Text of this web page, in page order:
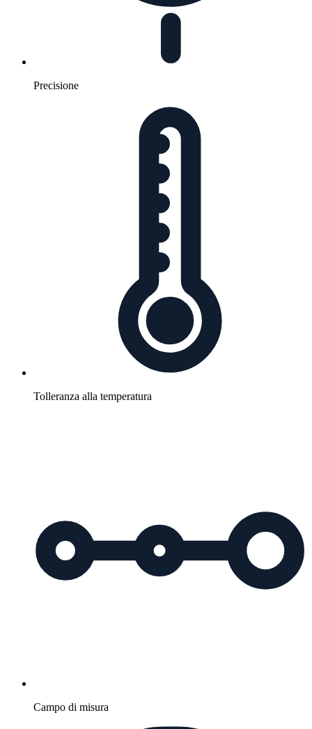
Precisione
Tolleranza alla temperatura
Campo di misura